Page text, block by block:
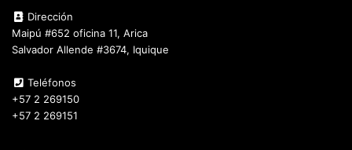
Dirección
Maipú #652 oficina 11, Arica
Salvador Allende #3674, Iquique
Teléfonos
+57 2 269150
+57 2 269151